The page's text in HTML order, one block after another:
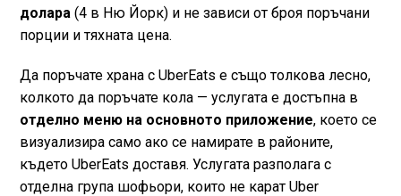
долара(4 в Ню Йорк) и не зависи от броя поръчани
порции и тяхната цена.
Да поръчате храна с UberEats е също толкова лесно,
колкото да поръчате кола — услугата е достъпна в
отделно меню на основното приложение, което се
визуализира само ако се намирате в районите,
където UberEats доставя. Услугата разполага с
отделна група шофьори, които не карат Uber